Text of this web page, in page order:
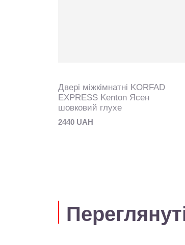
Двері міжкімнатні KORFAD
EXPRESS Kenton Ясен
шовковий глухе
2440 UAH